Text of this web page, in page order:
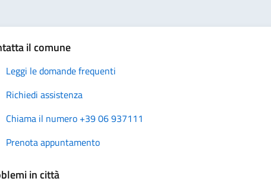
il comune
Leggi le domande frequenti
Richiedi assistenza
Chiama il numero +39 06 937111
Prenota appuntamento
in città